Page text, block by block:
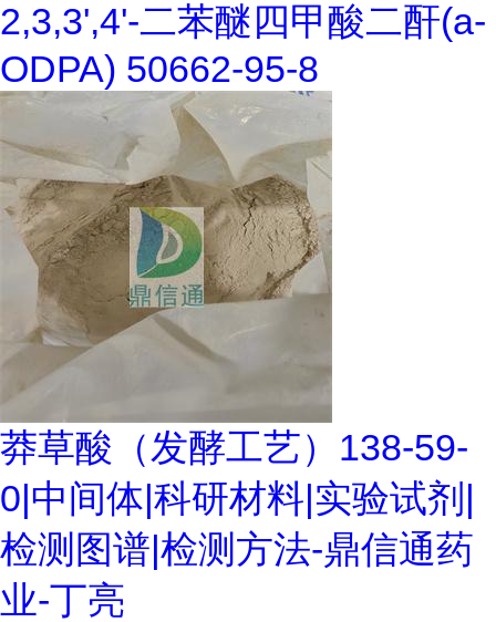
2,3,3',4'-二苯醚四甲酸二酐(a-
ODPA) 50662-95-8
莽草酸（发酵工艺）138-59-
0|中间体|科研材料|实验试剂|
检测图谱|检测方法-鼎信通药
业-丁亮